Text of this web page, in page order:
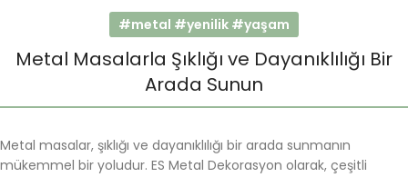
#metal #yenilik #yaşam
Metal Masalarla Şıklığı ve Dayanıklılığı Bir
Arada Sunun
Metal masalar, şıklığı ve dayanıklılığı bir arada sunmanın
mükemmel bir yoludur. ES Metal Dekorasyon olarak, çeşitli